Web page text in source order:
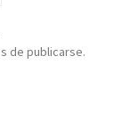
de publicarse.